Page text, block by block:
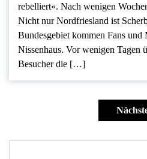
rebelliert«. Nach wenigen
Nicht nur Nordfriesland ist
Bundesgebiet kommen Fans und
Nissenhaus. Vor wenigen Tagen
Besucher die […]